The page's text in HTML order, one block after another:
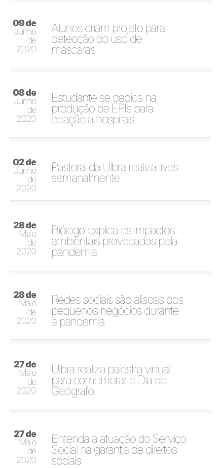
09 de
Junho
de
2020
Alunos criam projeto para
detecção do uso de
máscaras
08 de
Junho
de
2020
Estudante se dedica na
produção de EPIs para
doação a hospitais
02 de
Junho
de
2020
Pastoral da Ulbra realiza lives
semanalmente
28 de
Maio
de
2020
Biólogo explica os impactos
ambientais provocados pela
pandemia
28 de
Maio
de
2020
Redes sociais são aliadas dos
pequenos negócios durante
a pandemia
27 de
Maio
de
2020
Ulbra realiza palestra virtual
para comemorar o Dia do
Geógrafo
27 de
Maio
de
2020
Entenda a atuação do Serviço
Social na garantia de direitos
sociais